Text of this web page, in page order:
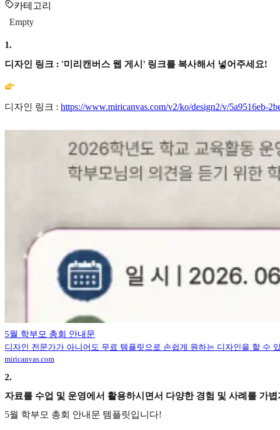
카테고리
Empty
1.
디자인 링크 : '미리캔버스 웹 게시' 링크를 복사해서 넣어주세요!
디자인 링크 : https://www.miricanvas.com/v2/ko/design2/v/5a9516eb-
5월 학부모 총회 안내문
디자인 전문가가 아니어도 무료 템플릿으로 손쉽게 원하는 디자인을 할 수
miricanvas.com
2.
자료를 수업 및 운영에서 활용하시면서 다양한 경험 및 사례를 가
5월 학부모 총회 안내문 템플릿입니다!